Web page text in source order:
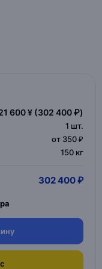
600 ¥ (302 400 ₽)
1 шт.
от 350 ₽
150 кг
302 400 ₽